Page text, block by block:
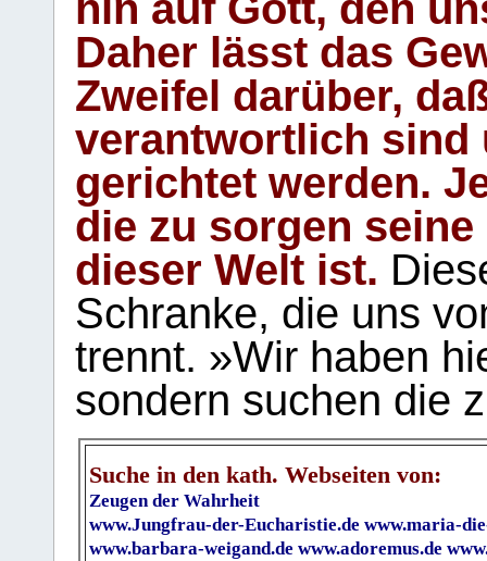
Daher lässt das
Zweifel darüber,
verantwortlich sind
gerichtet werden.
die zu sorgen
dieser Welt ist.
Schranke, die uns
trennt. »Wir haben
sondern suchen die
Suche in den kath. Webseiten von:
Zeugen der Wahrheit
www.Jungfrau-der-Eucharistie.de www.maria-
www.barbara-weigand.de www.adoremus.de